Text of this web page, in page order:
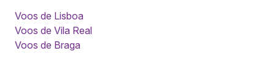
Voos de Lisboa
Voos de Vila Real
Voos de Braga